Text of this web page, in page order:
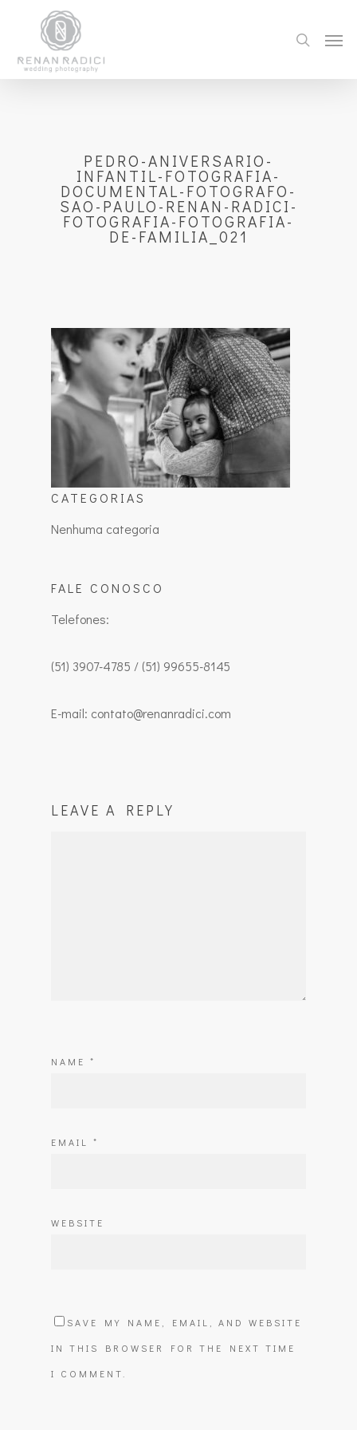
PEDRO-ANIVERSARIO-
INFANTIL-FOTOGRAFIA-
DOCUMENTAL-FOTOGRAFO-
SAO-PAULO-RENAN-RADICI-
FOTOGRAFIA-FOTOGRAFIA-
DE-FAMILIA_021
CATEGORIAS
Nenhuma categoria
FALE CONOSCO
Telefones:
(51) 3907-4785 / (51) 99655-8145
E-mail: contato@renanradici.com
LEAVE A REPLY
NAME *
EMAIL *
WEBSITE
SAVE MY NAME, EMAIL, AND WEBSITE
IN THIS BROWSER FOR THE NEXT TIME
I COMMENT.